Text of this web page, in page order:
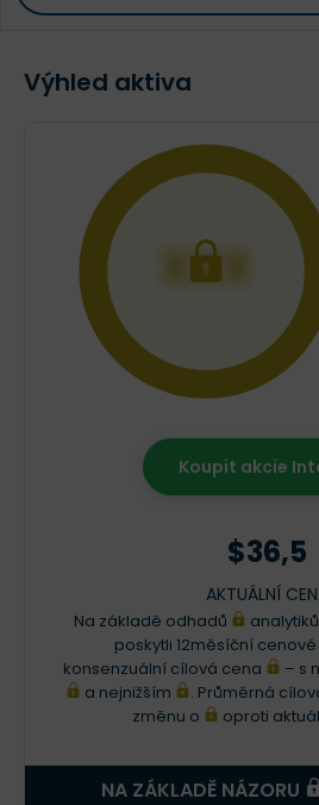
Výhled aktiva
XXX
Koupit akcie
$36,5
AKTUÁLNÍ
Na základě odhadů
poskytli 12měsíční
konsenzuální cílová cena
– s
a nejnižším
. Průměrná
změnu o
oproti
NA ZÁKLADĚ NÁZORU